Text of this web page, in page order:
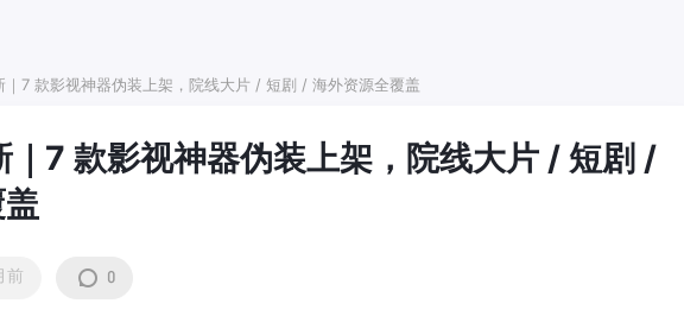
｜7 款影视神器伪装上架，院线大片 / 短剧 / 海外资源全覆盖
｜7 款影视神器伪装上架，院线大片 / 短剧 /
前 0